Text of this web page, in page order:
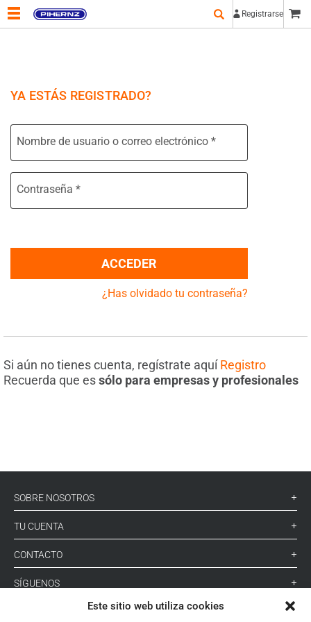
Este sitio web utiliza cookies
Registrarse
YA ESTÁS REGISTRADO?
Nombre de usuario o correo electrónico *
Contraseña *
ACCEDER
¿Has olvidado tu contraseña?
Si aún no tienes cuenta, regístrate aquíRegistro
Recuerda que essólo para empresas y profesionales
SOBRE NOSOTROS
TU CUENTA
CONTACTO
SÍGUENOS